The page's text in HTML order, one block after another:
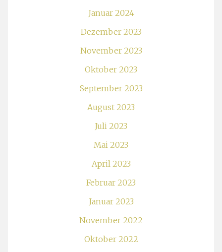
Januar 2024
Dezember 2023
November 2023
Oktober 2023
September 2023
August 2023
Juli 2023
Mai 2023
April 2023
Februar 2023
Januar 2023
November 2022
Oktober 2022